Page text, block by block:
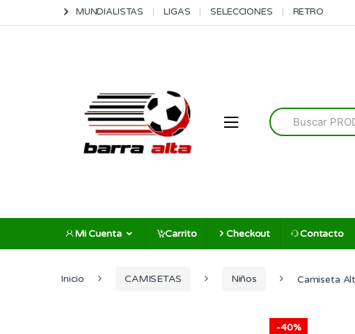
to
to
MUNDIALISTAS LIGAS SELECCIONES RETRO
Search
for:
Mi Cuenta Carrito Checkout Contacto
Inicio CAMISETAS Niños Camiseta
-40%